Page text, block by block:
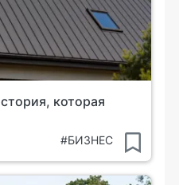
которая
#БИЗНЕС